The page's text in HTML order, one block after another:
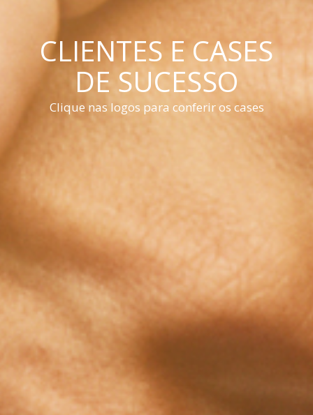
CLIENTES E CASES
DE SUCESSO
Clique nas logos para conferir os cases